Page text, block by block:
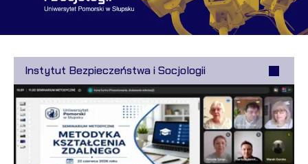
Instytut Bezpieczeństwa i Socjologii